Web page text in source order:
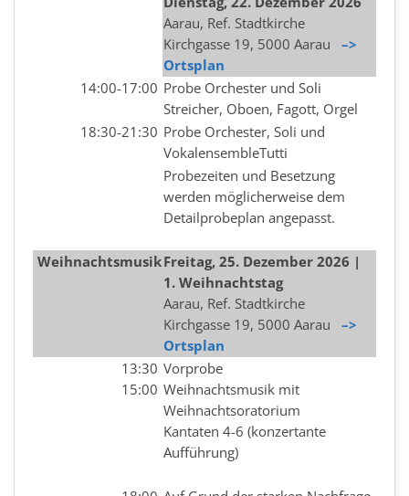
Aarau, Ref. Stadtkirche
Kirchgasse 19, 5000 Aarau –>
Ortsplan
14:00-17:00 Probe Orchester und Soli
Streicher, Oboen, Fagott, Orgel
18:30-21:30 Probe Orchester, Soli und
VokalensembleTutti
Probezeiten und Besetzung
werden möglicherweise dem
Detailprobeplan angepasst.
WeihnachtsmusikFreitag, 25. Dezember 2026 |
1. Weihnachtstag
Aarau, Ref. Stadtkirche
Kirchgasse 19, 5000 Aarau –>
Ortsplan
13:30
15:00
Vorprobe
Weihnachtsmusik mit
Weihnachtsoratorium
Kantaten 4-6 (konzertante
Aufführung)